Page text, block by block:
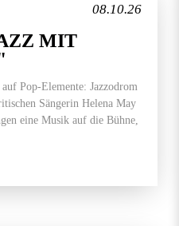
08.10.26
MIT
Pop-Elemente: Jazzodrom
Sängerin Helena May
eine Musik auf die Bühne,